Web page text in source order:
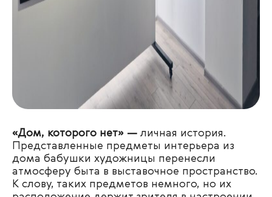
«Дом, которого нет» — личная история.
Представленные предметы интерьера из
дома бабушки художницы перенесли
атмосферу быта в выставочное пространство.
К слову, таких предметов немного, но их